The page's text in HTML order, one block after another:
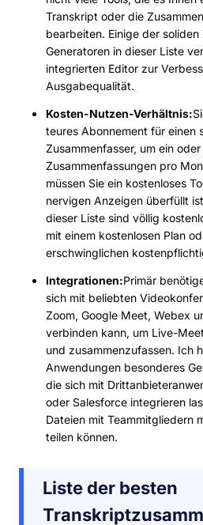
Transkript oder die
bearbeiten. Einige der
Generatoren in dieser Liste
integrierten Editor zur
Ausgabequalität.
Kosten-Nutzen-Verhältnis:
teures Abonnement für einen
Zusammenfasser, um ein
Zusammenfassungen pro
müssen Sie ein kostenloses
nervigen Anzeigen überfüllt
dieser Liste sind völlig
mit einem kostenlosen Plan
erschwinglichen
Integrationen:Primär
sich mit beliebten
Zoom, Google Meet, Webex
verbinden kann, um Live-
und zusammenzufassen. Ich
Anwendungen besonderes
die sich mit
oder Salesforce integrieren
Dateien mit Teammitgliedern
teilen können.
Liste der besten